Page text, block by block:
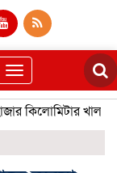
Toggle
navigation
কিলোমিটার খাল খনন